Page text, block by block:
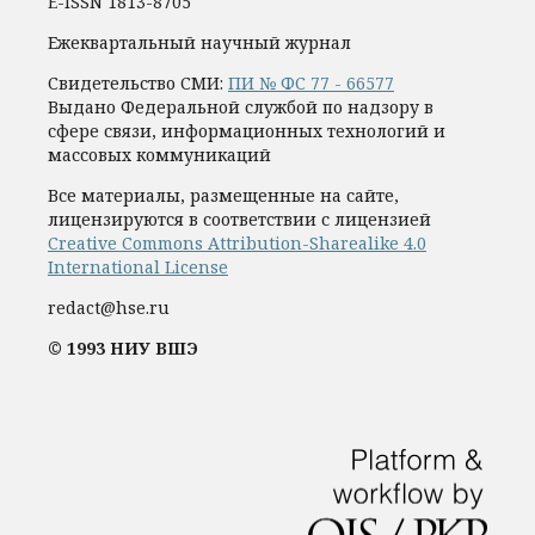
Ежеквартальный научный журнал
Свидетельство СМИ: ПИ № ФС 77 - 66577
Выдано Федеральной службой по надзору в
сфере связи, информационных технологий и
массовых коммуникаций
Все материалы, размещенные на сайте,
лицензируются в соответствии с лицензией
Creative Commons Attribution-Sharealike 4.0
International License
redact@hse.ru
© 1993 НИУ ВШЭ